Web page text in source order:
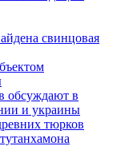
свинцовая
обсуждают в
и украины
тюрков